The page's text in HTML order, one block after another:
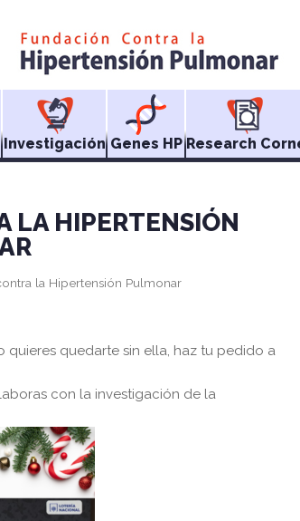
Investigación Genes HP Research
LA HIPERTENSIÓN
la Hipertensión Pulmonar
quedarte sin ella, haz tu pedido a
con la investigación de la